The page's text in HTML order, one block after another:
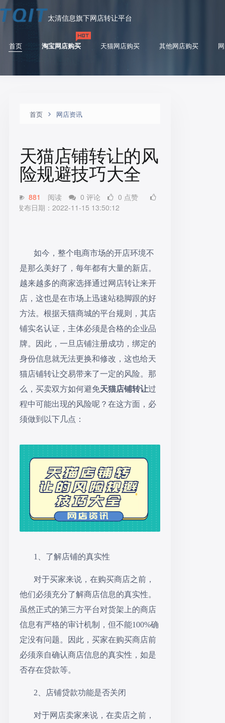
太清信息旗下网店转让平台
首页 淘宝网店购买 天猫网店购买 其他网店购买
首页 网店资讯
天猫店铺转让的风
险规避技巧大全
881 阅读 0 评论
0 点赞
发布日期：2022-11-15 13:50:12
如今，整个电商市场的开店环境不
是那么美好了，每年都有大量的新店。
越来越多的商家选择通过网店转让来开
店，这也是在市场上迅速站稳脚跟的好
方法。根据天猫商城的平台规则，其店
铺实名认证，主体必须是合格的企业品
牌。因此，一旦店铺注册成功，绑定的
身份信息就无法更换和修改，这也给天
猫店铺转让交易带来了一定的风险。那
么，买卖双方如何避免天猫店铺转让过
程中可能出现的风险呢？在这方面，必
须做到以下几点：
1、了解店铺的真实性
对于买家来说，在购买商店之前，
他们必须充分了解商店信息的真实性。
虽然正式的第三方平台对货架上的商店
信息有严格的审计机制，但不能100%确
定没有问题。因此，买家在购买商店前
必须亲自确认商店信息的真实性，如是
否存在贷款等。
2、店铺贷款功能是否关闭
对于网店卖家来说，在卖店之前，